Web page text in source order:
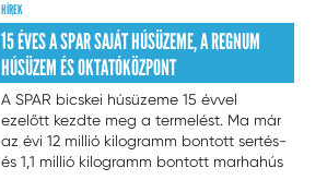
számára a megbízhatóságot és a
minőséget...
HÍREK
15 ÉVES A SPAR SAJÁT HÚSÜZEME, A REGNUM
HÚSÜZEM ÉS OKTATÓKÖZPONT
A SPAR bicskei húsüzeme 15 évvel
ezelőtt kezdte meg a termelést. Ma már
az évi 12 millió kilogramm bontott sertés-
és 1,1 millió kilogramm bontott marhahús